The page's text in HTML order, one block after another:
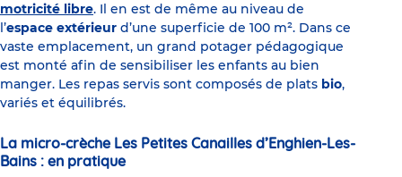
motricité libre. Il en est de même au niveau de
l’espace extérieur d’une superficie de 100 m². Dans ce
vaste emplacement, un grand potager pédagogique
est monté afin de sensibiliser les enfants au bien
manger. Les repas servis sont composés de plats bio,
variés et équilibrés.
La micro-crèche Les Petites Canailles d’Enghien-Les-
Bains : en pratique